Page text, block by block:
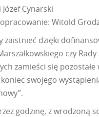
Cynarski
Witold
zaistnieć dzięki
czy Rady
zamieści się pozostałe
swojego
godzinę, z wrodzoną